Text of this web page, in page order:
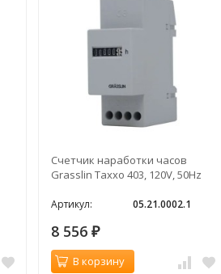
Счетчик наработки часов
Grasslin Taxxo 403, 120V, 50Hz
Артикул: 05.21.0002.1
8 556 ₽
В корзину